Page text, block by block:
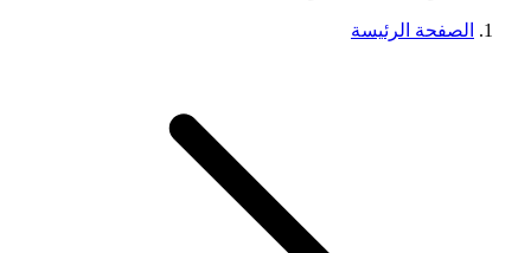
الصفحة الرئيسة